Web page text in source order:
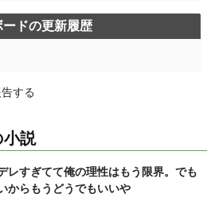
ドの更新履歴
する
小説
レすぎてて俺の理性はもう限界。でも
からもうどうでもいいや